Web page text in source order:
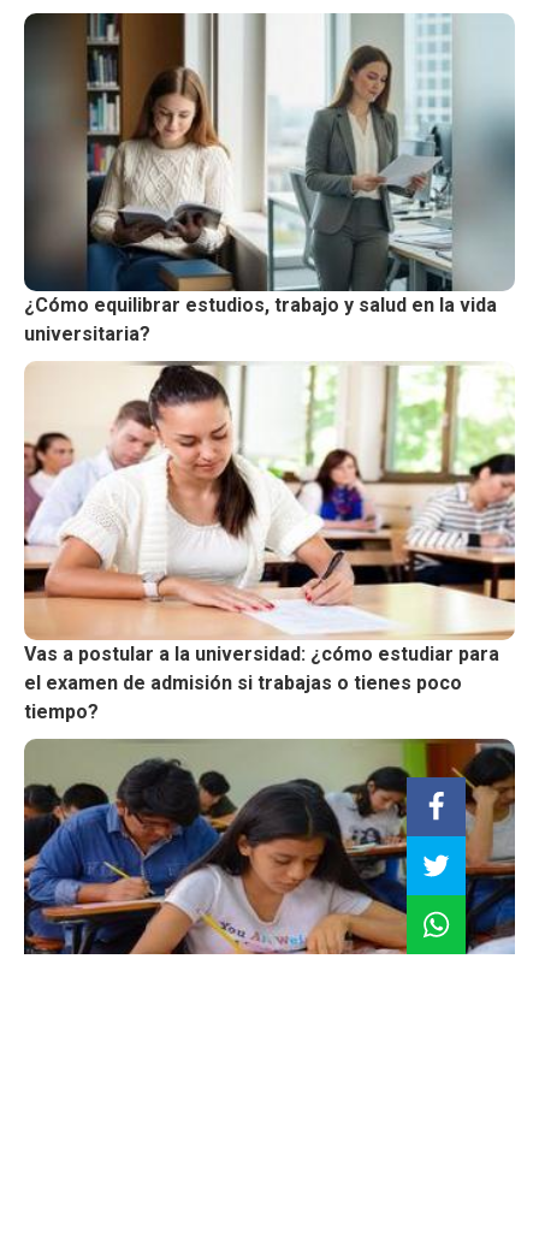
¿Cómo equilibrar estudios, trabajo y salud en la vida
universitaria?
Vas a postular a la universidad: ¿cómo estudiar para
el examen de admisión si trabajas o tienes poco
tiempo?